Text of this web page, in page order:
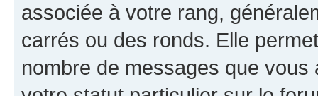
associée à votre rang,
carrés ou des ronds. Elle
nombre de messages que